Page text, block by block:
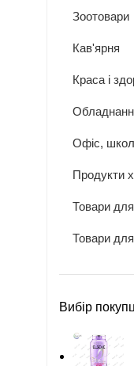
Зоотовари
Кав'ярня
Краса і
Офіс,
Продукти
Товари для
Товари
Вибір